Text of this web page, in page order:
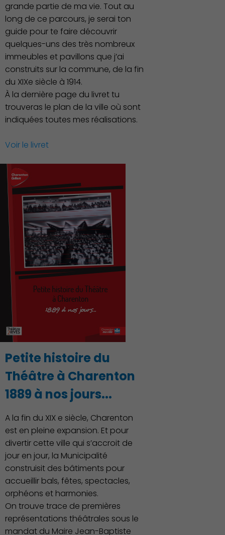
Famille
Action Sociale Solidarité
grande partie de ma vie. Tout au
long de ce parcours, je serai ton
guide pour te faire découvrir
quelques-uns des très nombreux
immeubles et pavillons que j’ai
construits sur la commune, de la fin
du XIXe siècle à 1914.
À la dernière page du livret tu
trouveras le plan de la ville où sont
indiquées toutes mes réalisations.
Voir le livret
Petite histoire du
Théâtre à Charenton
1889 à nos jours...
A la fin du XIX e siècle, Charenton
est en pleine expansion. Et pour
divertir cette ville qui s’accroit de
jour en jour, la Municipalité
construisit des bâtiments pour
accueillir bals, fêtes, spectacles,
orphéons et harmonies.
On trouve trace de premières
représentations théâtrales sous le
mandat du Maire Jean-Baptiste